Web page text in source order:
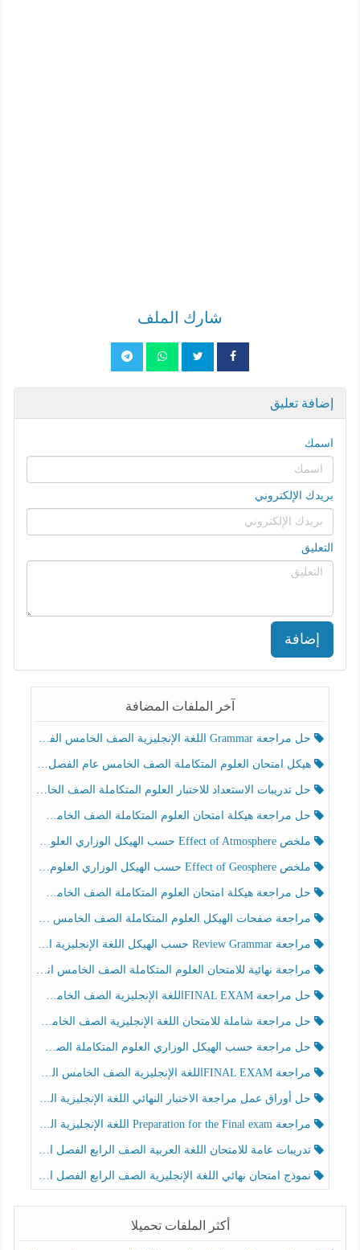
شارك الملف
إضافة تعليق
اسمك
بريدك الإلكتروني
التعليق
إضافة
آخر الملفات المضافة
حل مراجعة Grammar اللغة الإنجليزية الصف الخامس الفصل الثالث
هيكل امتحان العلوم المتكاملة الصف الخامس عام الفصل الدراسي الثالث 2025-2026
حل تدريبات الاستعداد للاختبار العلوم المتكاملة الصف الخامس عام الفصل الثالث
حل مراجعة هيكلة امتحان العلوم المتكاملة الصف الخامس انسبير الفصل الثالث
ملخص Effect of Atmosphere حسب الهيكل الوزاري العلوم المتكاملة الصف الخامس انسبير الفصل الثالث
ملخص Effect of Geosphere حسب الهيكل الوزاري العلوم المتكاملة الصف الخامس انسبير الفصل الثالث
حل مراجعة هيكلة امتحان العلوم المتكاملة الصف الخامس عام الفصل الثالث
مراجعة صفحات الهيكل العلوم المتكاملة الصف الخامس انسبير الفصل الثالث
مراجعة Review Grammar حسب الهيكل اللغة الإنجليزية الصف الخامس الفصل الثالث
مراجعة نهائية للامتحان العلوم المتكاملة الصف الخامس انسبير الفصل الثالث
حل مراجعة FINAL EXAMاللغة الإنجليزية الصف الخامس الفصل الثالث
حل مراجعة شاملة للامتحان اللغة الإنجليزية الصف الخامس الفصل الثالث
حل مراجعة حسب الهيكل الوزاري العلوم المتكاملة الصف الخامس عام الفصل الثالث
مراجعة FINAL EXAMاللغة الإنجليزية الصف الخامس الفصل الثالث
حل أوراق عمل مراجعة الاختبار النهائي اللغة الإنجليزية الصف الرابع الفصل الثالث
مراجعة Preparation for the Final exam اللغة الإنجليزية الصف الرابع الفصل الثالث
تدريبات عامة للامتحان اللغة العربية الصف الرابع الفصل الثالث
نموذج امتحان نهائي اللغة الإنجليزية الصف الرابع الفصل الثالث
أكثر الملفات تحميلا